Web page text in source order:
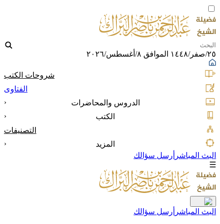
٢٥/صفر/١٤٤٨ الموافق ٨/أغسطس/٢٠٢٦
شروحات الكتب
الفتاوى
الدروس والمحاضرات
‹
الكتب
‹
التصنيفات
المزيد
‹
البث المباشر أرسل سؤالك
☰
البث المباشر أرسل سؤالك